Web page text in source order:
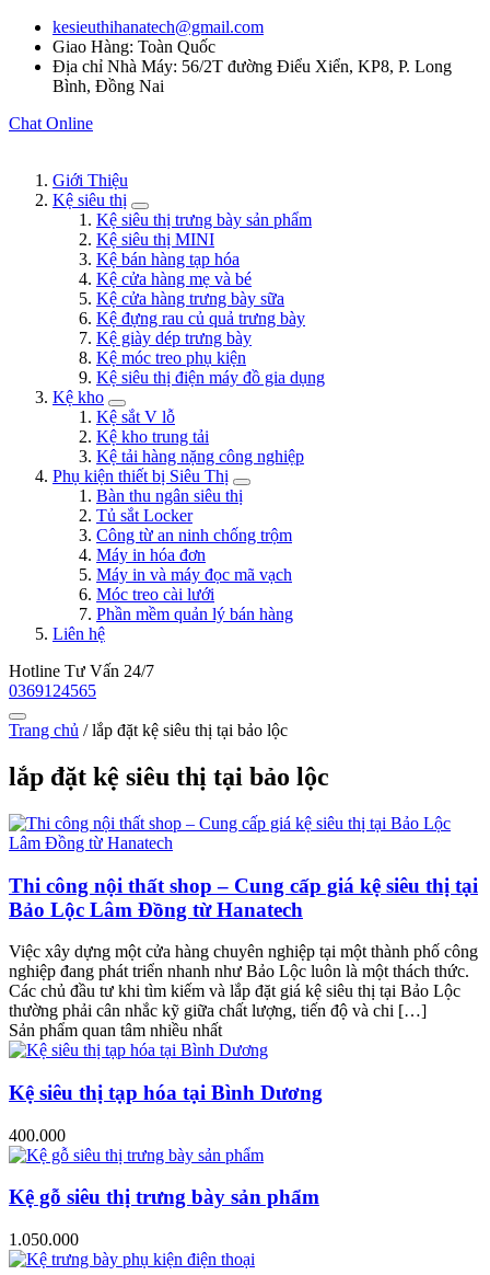
kesieuthihanatech@gmail.com
Giao Hàng: Toàn Quốc
Địa chỉ Nhà Máy: 56/2T đường Điểu Xiển, KP8, P. Long
Bình, Đồng Nai
Chat Online
Giới Thiệu
Kệ siêu thị
Kệ siêu thị trưng bày sản phẩm
Kệ siêu thị MINI
Kệ bán hàng tạp hóa
Kệ cửa hàng mẹ và bé
Kệ cửa hàng trưng bày sữa
Kệ đựng rau củ quả trưng bày
Kệ giày dép trưng bày
Kệ móc treo phụ kiện
Kệ siêu thị điện máy đồ gia dụng
Kệ kho
Kệ sắt V lỗ
Kệ kho trung tải
Kệ tải hàng nặng công nghiệp
Phụ kiện thiết bị Siêu Thị
Bàn thu ngân siêu thị
Tủ sắt Locker
Công từ an ninh chống trộm
Máy in hóa đơn
Máy in và máy đọc mã vạch
Móc treo cài lưới
Phần mềm quản lý bán hàng
Liên hệ
Hotline Tư Vấn 24/7
0369124565
Trang chủ /lắp đặt kệ siêu thị tại bảo lộc
lắp đặt kệ siêu thị tại bảo lộc
Thi công nội thất shop – Cung cấp giá kệ siêu thị tại
Bảo Lộc Lâm Đồng từ Hanatech
Việc xây dựng một cửa hàng chuyên nghiệp tại một thành phố công
nghiệp đang phát triển nhanh như Bảo Lộc luôn là một thách thức.
Các chủ đầu tư khi tìm kiếm và lắp đặt giá kệ siêu thị tại Bảo Lộc
thường phải cân nhắc kỹ giữa chất lượng, tiến độ và chi […]
Sản phẩm quan tâm nhiều nhất
Kệ siêu thị tạp hóa tại Bình Dương
400.000
Kệ gỗ siêu thị trưng bày sản phẩm
1.050.000